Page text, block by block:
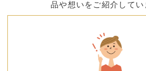
品や想いをご紹介してい